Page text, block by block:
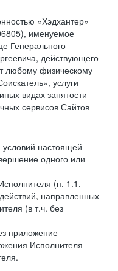
«Хэдхантер»
именуемое
Генерального
действующего
любому физическому
услуги
видах занятости
сервисов Сайтов
настоящей
одного или
(п. 1.1.
направленных
(в т.ч. без
приложение
Исполнителя